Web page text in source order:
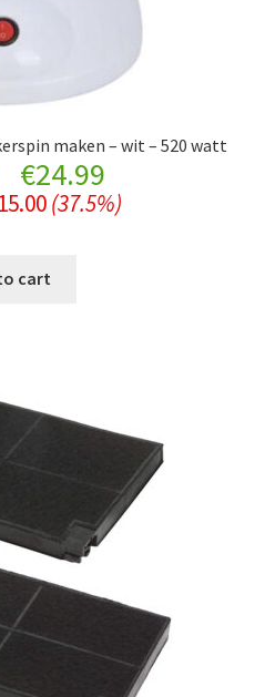
maken – wit – 520 watt
Original
price
was:
€24.99Current
price
15.00 (37.5%)
cart